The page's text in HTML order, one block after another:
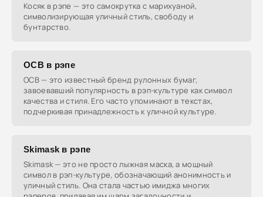
Косяк в рэпе — это самокрутка с марихуаной,
символизирующая уличный стиль, свободу и
бунтарство.
OCB в рэпе
OCB — это известный бренд рулонных бумаг,
завоевавший популярность в рэп-культуре как символ
качества и стиля. Его часто упоминают в текстах,
подчеркивая принадлежность к уличной культуре.
Skimask в рэпе
Skimask — это не просто лыжная маска, а мощный
символ в рэп-культуре, обозначающий анонимность и
уличный стиль. Она стала частью имиджа многих